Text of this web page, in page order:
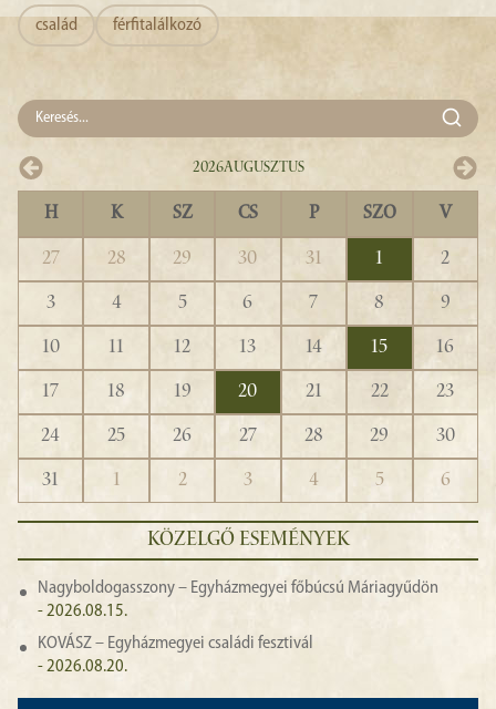
család férfitalálkozó
2026Augusztus
H K SZ CS P SZO V
27 28 29 30 31 1
2
3
4 5 6 7 8
9
10
11 12 13 14 15
16
17
18 19 20 21 22
23
24
25 26 27 28 29
30
31
1 2 3 4 5 6
KÖZELGŐ ESEMÉNYEK
Nagyboldogasszony – Egyházmegyei főbúcsú Máriagyűdön
- 2026.08.15.
KOVÁSZ – Egyházmegyei családi fesztivál
- 2026.08.20.